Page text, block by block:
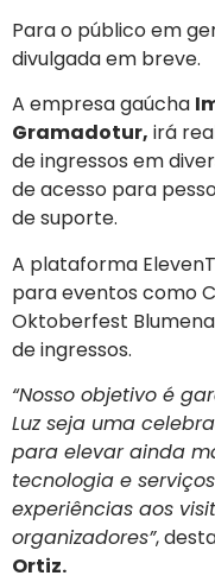
Para o público em
divulgada em breve.
A empresa gaúcha
Gramadotur, irá
de ingressos em
de acesso para
de suporte.
A plataforma
para eventos como
Oktoberfest
de ingressos.
“Nosso objetivo é
Luz seja uma
para elevar ainda
tecnologia e
experiências aos
organizadores”,
Ortiz.